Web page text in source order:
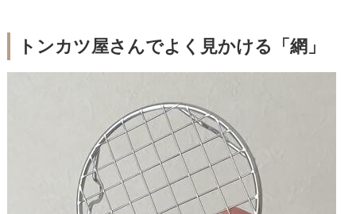
トンカツ屋さんでよく見かける「網」